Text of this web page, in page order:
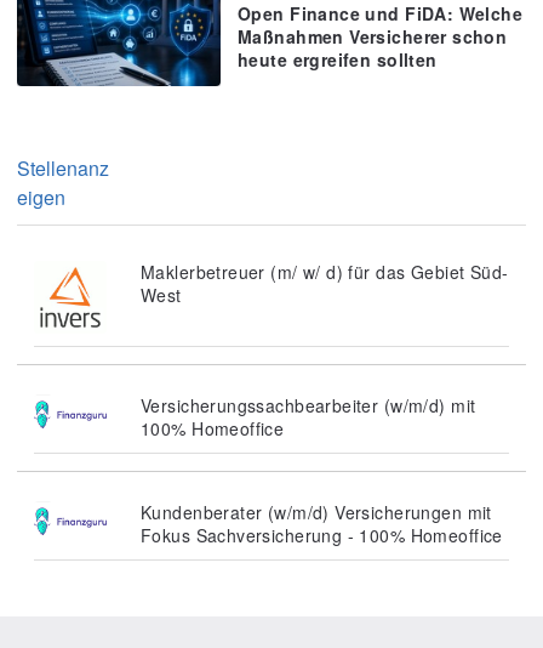
Open Finance und FiDA: Welche
Maßnahmen Versicherer schon
heute ergreifen sollten
Stellenanz
eigen
Maklerbetreuer (m/ w/ d) für das Gebiet Süd-
West
Versicherungssachbearbeiter (w/m/d) mit
100% Homeoffice
Kundenberater (w/m/d) Versicherungen mit
Fokus Sachversicherung - 100% Homeoffice